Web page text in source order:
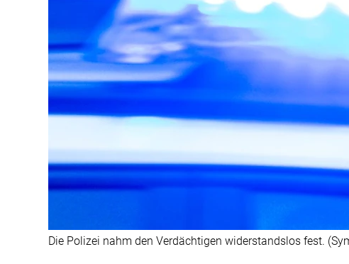
Die Polizei nahm den Verdächtigen widerstandslos fest.